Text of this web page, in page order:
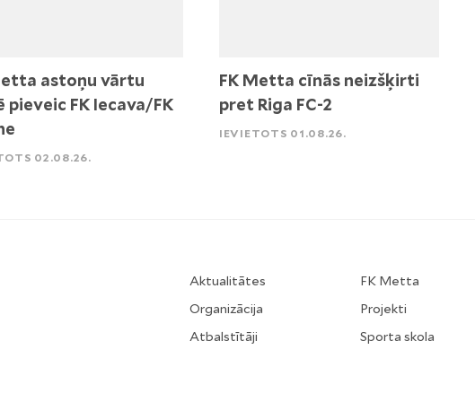
astoņu vārtu
pieveic FK Iecava/FK
02.08.26.
FK Metta cīnās neizšķirti
pret Riga FC-2
IEVIETOTS 01.08.26.
Aktualitātes
Organizācija
Atbalstītāji
FK Metta
Projekti
Sporta skola